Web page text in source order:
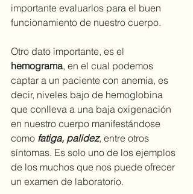
importante evaluarlos para el buen
funcionamiento de nuestro cuerpo.
Otro dato importante, es el
hemograma, en el cual podemos
captar a un paciente con anemia, es
decir, niveles bajo de hemoglobina
que conlleva a una baja oxigenación
en nuestro cuerpo manifestándose
como fatiga, palidez, entre otros
síntomas. Es solo uno de los ejemplos
de los muchos que nos puede ofrecer
un examen de laboratorio.